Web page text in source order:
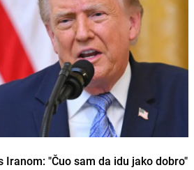
"Čuo sam da idu jako dobro"